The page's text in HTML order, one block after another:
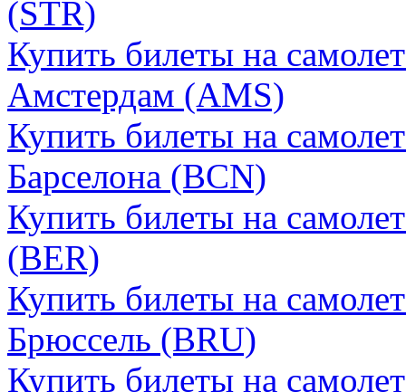
(STR)
Купить билеты на
Амстердам (AMS)
Купить билеты на
Барселона (BCN)
Купить билеты на
(BER)
Купить билеты на
Брюссель (BRU)
Купить билеты на